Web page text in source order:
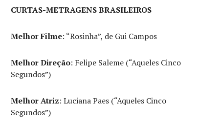
CURTAS-METRAGENS BRASILEIROS
Melhor Filme: “Rosinha”, de Gui Campos
Melhor Direção: Felipe Saleme (“Aqueles Cinco
Segundos”)
Melhor Atriz: Luciana Paes (“Aqueles Cinco
Segundos”)